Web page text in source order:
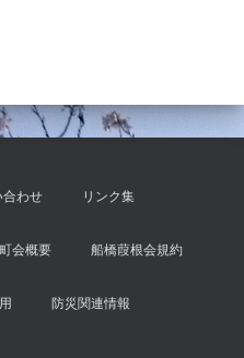
わせ リンク集
町会概要 船橋葭根会規約
防災関連情報